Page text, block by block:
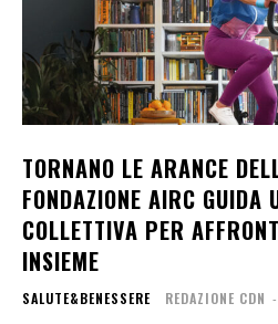
TORNANO LE ARANCE
FONDAZIONE AIRC GUIDA
COLLETTIVA PER
INSIEME
SALUTE&BENESSERE REDAZIONE CDN -